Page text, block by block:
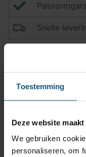
Toestemming
Deze website
We gebruiken
personaliseren, om
Snelle
Artikelnummer
Aansluiting